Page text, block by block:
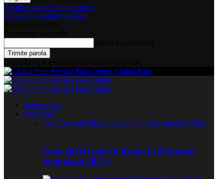
Ați uitat parola? obține ajutor
Politica de confidentialitate
Clubul Foto
Servicii foto
Ghid Foto
ToateArticoleEditare fotoGhid PracticTutoriale Video
Cum zbori legal cu drona in Romania
(actualizat 2021)